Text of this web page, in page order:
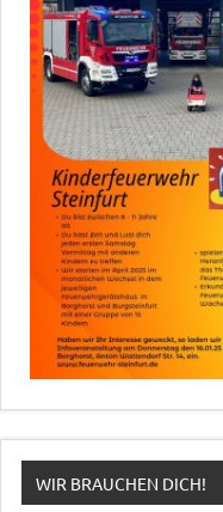
WIR BRAUCHEN DICH!